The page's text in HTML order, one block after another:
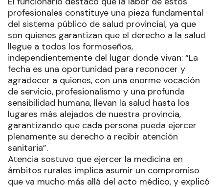
profesionales constituye una pieza fundamental
del sistema público de salud provincial, ya que
son quienes garantizan que el derecho a la salud
llegue a todos los formoseños,
independientemente del lugar donde vivan: “La
fecha es una oportunidad para reconocer y
agradecer a quienes, con una enorme vocación
de servicio, profesionalismo y una profunda
sensibilidad humana, llevan la salud hasta los
lugares más alejados de nuestra provincia,
garantizando que cada persona pueda ejercer
plenamente su derecho a recibir atención
sanitaria”.
Atencia sostuvo que ejercer la medicina en
ámbitos rurales implica asumir un compromiso
que va mucho más allá del acto médico, y explicó